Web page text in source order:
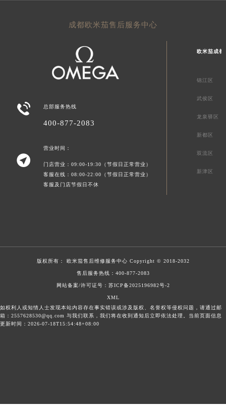
成都欧米茄售后服务中心
 总部服务热线
400-877-2083

营业时间：
门店营业：09:00-19:30（节假日正常营业）
客服在线：08:00-22:00（节假日正常营业）
客服及门店节假日不休
欧米茄成都
锦江区
武侯区
龙泉驿区
新都区
双流区
新津区
版权所有： 欧米茄售后维修服务中心 Copyright © 2018-2032
售后服务热线： 400-877-2083
网站备案/许可证号：苏ICP备2025196982号-2
XML
如权利人或知情人士发现本站内容存在事实错误或涉及版权、名誉权等侵权问题，请通过邮
箱：2557628530@qq.com 与我们联系，我们将在收到通知后立即依法处理。当前页面信息
更新时间：2026-07-18T15:54:48+08:00